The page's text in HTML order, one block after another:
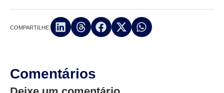
COMPARTILHE:
Comentários